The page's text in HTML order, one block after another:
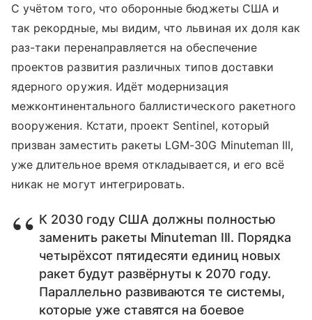
С учётом того, что оборонные бюджеты США и
так рекордные, мы видим, что львиная их доля как
раз-таки перенаправляется на обеспечение
проектов развития различных типов доставки
ядерного оружия. Идёт модернизация
межконтинентального баллистического ракетного
вооружения. Кстати, проект Sentinel, который
призван заместить ракеты LGM-30G Minuteman III,
уже длительное время откладывается, и его всё
никак не могут интегрировать.
К 2030 году США должны полностью
заменить ракеты Minuteman III. Порядка
четырёхсот пятидесяти единиц новых
ракет будут развёрнуты к 2070 году.
Параллельно развиваются те системы,
которые уже ставятся на боевое